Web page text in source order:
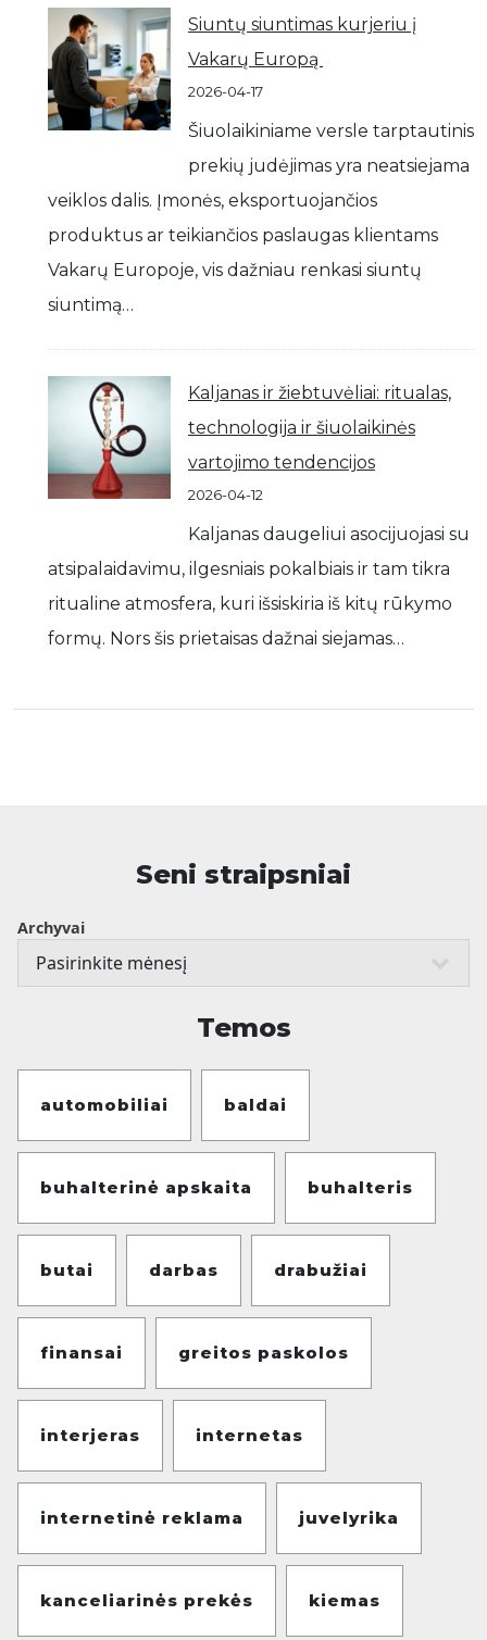
Siuntų siuntimas kurjeriu į
Vakarų Europą
2026-04-17
Šiuolaikiniame versle tarptautinis
prekių judėjimas yra neatsiejama
veiklos dalis. Įmonės, eksportuojančios
produktus ar teikiančios paslaugas klientams
Vakarų Europoje, vis dažniau renkasi siuntų
siuntimą…
Kaljanas ir žiebtuvėliai: ritualas,
technologija ir šiuolaikinės
vartojimo tendencijos
2026-04-12
Kaljanas daugeliui asocijuojasi su
atsipalaidavimu, ilgesniais pokalbiais ir tam tikra
ritualine atmosfera, kuri išsiskiria iš kitų rūkymo
formų. Nors šis prietaisas dažnai siejamas…
Seni straipsniai
Archyvai
Temos
automobiliai baldai
buhalterinė apskaita buhalteris
butai darbas drabužiai
finansai greitos paskolos
interjeras internetas
internetinė reklama juvelyrika
kanceliarinės prekės kiemas